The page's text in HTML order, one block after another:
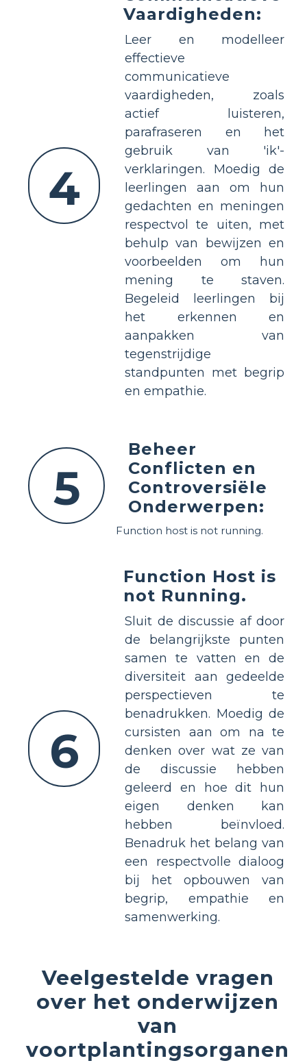
4
Vaardigheden:
Leer en modelleer
effectieve
communicatieve
vaardigheden, zoals
actief luisteren,
parafraseren en het
gebruik van 'ik'-
verklaringen. Moedig de
leerlingen aan om hun
gedachten en meningen
respectvol te uiten, met
behulp van bewijzen en
voorbeelden om hun
mening te staven.
Begeleid leerlingen bij
het erkennen en
aanpakken van
tegenstrijdige
standpunten met begrip
en empathie.
5
Beheer
Conflicten en
Controversiële
Onderwerpen:
Function host is not running.
6
Function Host is
not Running.
Sluit de discussie af door
de belangrijkste punten
samen te vatten en de
diversiteit aan gedeelde
perspectieven te
benadrukken. Moedig de
cursisten aan om na te
denken over wat ze van
de discussie hebben
geleerd en hoe dit hun
eigen denken kan
hebben beïnvloed.
Benadruk het belang van
een respectvolle dialoog
bij het opbouwen van
begrip, empathie en
samenwerking.
Veelgestelde vragen
over het onderwijzen
van
voortplantingsorganen